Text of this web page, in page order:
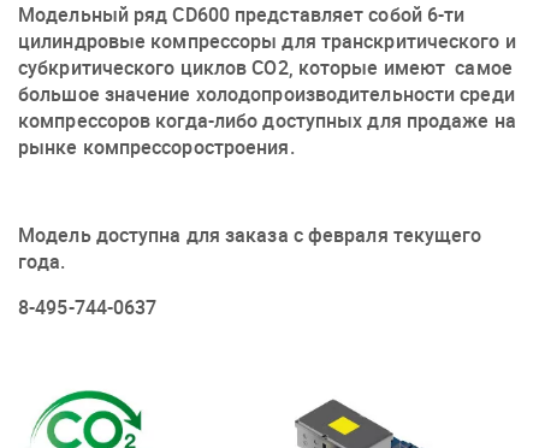
Модельный ряд СD600 представляет собой 6-ти
цилиндровые компрессоры для транскритического и
субкритического циклов СО2, которые имеют самое
большое значение холодопроизводительности среди
компрессоров когда-либо доступных для продаже на
рынке компрессоростроения.
Модель доступна для заказа с февраля текущего
года.
8-495-744-0637